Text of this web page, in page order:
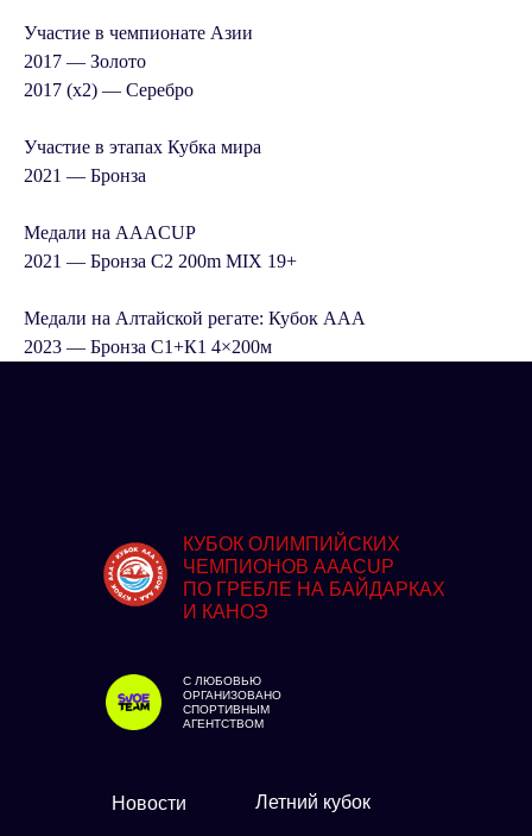
Участие в чемпионате Азии
2017 — Золото
2017 (x2) — Серебро
Участие в этапах Кубка мира
2021 — Бронза
Медали на AAACUP
2021 — Бронза С2 200m MIX 19+
Медали на Алтайской регате: Кубок ААА
2023 — Бронза С1+К1 4×200м
КУБОК ОЛИМПИЙСКИХ
ЧЕМПИОНОВ AAACUP
ПО ГРЕБЛЕ НА БАЙДАРКАХ
И КАНОЭ
С ЛЮБОВЬЮ
ОРГАНИЗОВАНО
СПОРТИВНЫМ
АГЕНТСТВОМ
Новости Летний кубок